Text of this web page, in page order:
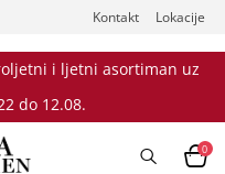
Kontakt Lokacije
i ljetni asortiman uz
do 12.08.
0